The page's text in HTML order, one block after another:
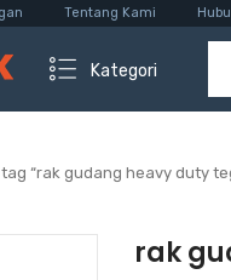
Tentang Kami
Kategori
“rak gudang heavy duty
rak